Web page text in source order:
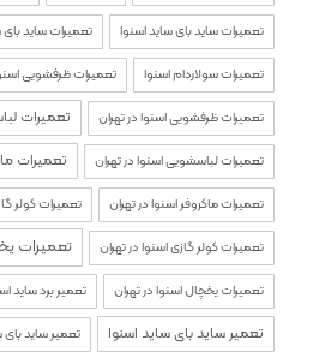
تعمیرات ساید بای ساید اسنوا تعمیرات ساید بای
تعمیرات سولاردام اسنوا تعمیرات ظرفشویی
تعمیرات ظرفشویی اسنوا در تهران تعمیرات
تعمیرات لباسشویی اسنوا در تهران تعمیرات
تعمیرات ماکروفر اسنوا در تهران تعمیرات کولر
تعمیرات کولر گازی اسنوا در تهران تعمیرات
تعمیرات یخچال اسنوا در تهران تعمیر برد ساید
تعمیر ساید بای ساید اسنوا تعمیر ساید بای